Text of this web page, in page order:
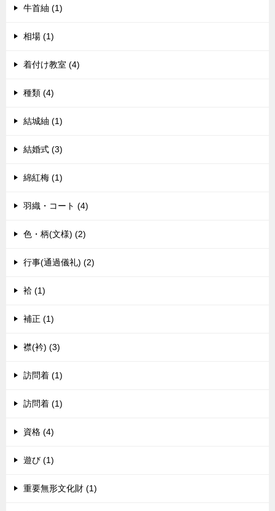
牛首紬 (1)
相場 (1)
着付け教室 (4)
種類 (4)
結城紬 (1)
結婚式 (3)
綿紅梅 (1)
羽織・コート (4)
色・柄(文様) (2)
行事(通過儀礼) (2)
袷 (1)
補正 (1)
襟(衿) (3)
訪問着 (1)
訪問着 (1)
資格 (4)
遊び (1)
重要無形文化財 (1)